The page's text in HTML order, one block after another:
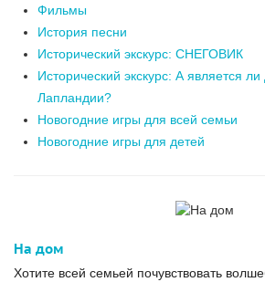
Фильмы
История песни
Исторический экскурс: СНЕГОВИК
Исторический экскурс: А является
Лапландии?
Новогодние игры для всей семьи
Новогодние игры для детей
На дом
Хотите всей семьей почувствовать